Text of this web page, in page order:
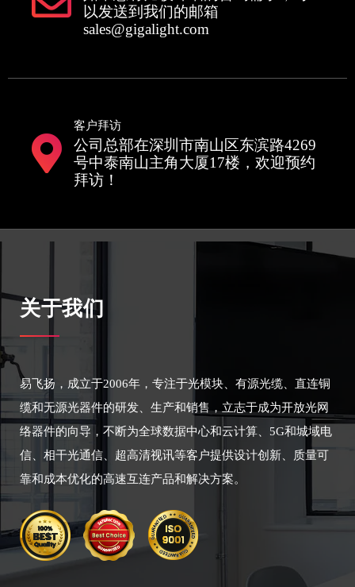
以发送到我们的邮箱
sales@gigalight.com
客户拜访
公司总部在深圳市南山区东滨路4269
号中泰南山主角大厦17楼，欢迎预约
拜访！
关于我们
易飞扬，成立于2006年，专注于光模块、有源光缆、直连铜
缆和无源光器件的研发、生产和销售，立志于成为开放光网
络器件的向导，不断为全球数据中心和云计算、5G和城域电
信、相干光通信、超高清视讯等客户提供设计创新、质量可
靠和成本优化的高速互连产品和解决方案。